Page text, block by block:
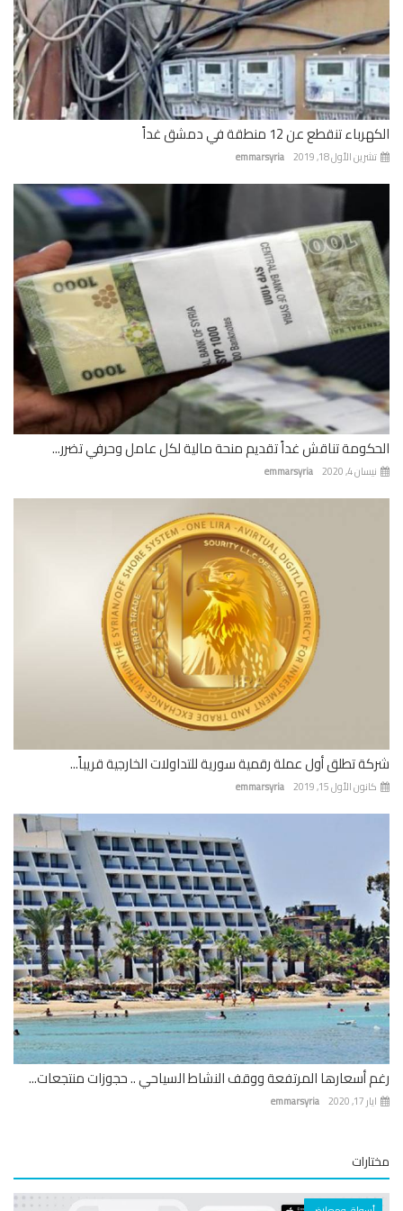
تنقطع عن 12 منطقة في دمشق غداً
emmarsyria الأول 18, 2019
تناقش غداً تقديم منحة مالية لكل عامل وحرفي تضرر...
emmarsyria 4, 2020
تطلق أول عملة رقمية سورية للتداولات الخارجية قريباً...
emmarsyria الأول 15, 2019
أسعارها المرتفعة ووقف النشاط السياحي .. حجوزات منتجعات...
emmarsyria